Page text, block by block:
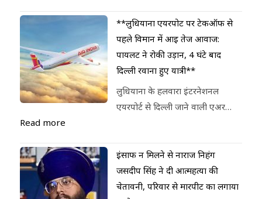
**लुधियाना एयरपोर्ट पर टेकऑफ से
पहले विमान में आई तेज आवाज:
पायलट ने रोकी उड़ान, 4 घंटे बाद
दिल्ली रवाना हुए यात्री**
लुधियाना के हलवारा इंटरनेशनल
एयरपोर्ट से दिल्ली जाने वाली एअर…
Read more
इंसाफ न मिलने से नाराज निहंग
जसदीप सिंह ने दी आत्महत्या की
चेतावनी, परिवार से मारपीट का लगाया